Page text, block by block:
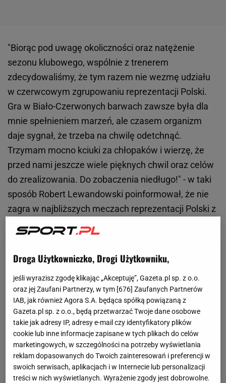
"Biorąc pod uwagę okoliczności oraz natężenie
sezonu klubowego, wspólnie z trenerem
zdecydowaliśmy, że tym razem nie wezmę udziału
w czerwcowym zgrupowaniu reprezentacji Polski.
Gra w Biało-Czerwonych barwach zawsze była dla
mnie spełnieniem marzeń, ale czasem organizm
daje sygnał, że trzeba na chwilę odetchnąć.
Trzymam mocno kciuki za chłopaków i wierzę, że
przed nami jeszcze wiele pięknych chwil oraz celów
do zrealizowania. Do zobaczenia niedługo!" - w taki
sposób Robert Lewandowski poinformował, że nie
zagra w najbliższych meczach reprezentacji Polski z
Droga Użytkowniczko, Drogi Użytkowniku,
jeśli wyrazisz zgodę klikając „Akceptuję”, Gazeta.pl sp. z o.o.
oraz jej Zaufani Partnerzy, w tym [676] Zaufanych Partnerów
IAB, jak również Agora S.A. będąca spółką powiązaną z
Gazeta.pl sp. z o.o., będą przetwarzać Twoje dane osobowe
takie jak adresy IP, adresy e-mail czy identyfikatory plików
cookie lub inne informacje zapisane w tych plikach do celów
marketingowych, w szczególności na potrzeby wyświetlania
reklam dopasowanych do Twoich zainteresowań i preferencji w
swoich serwisach, aplikacjach i w Internecie lub personalizacji
treści w nich wyświetlanych. Wyrażenie zgody jest dobrowolne.